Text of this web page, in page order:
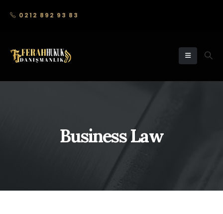
0212 892 93 83
Business Law